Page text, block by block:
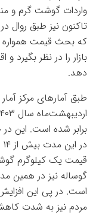
واردات گوشت گرم و
تاکنون نیز طبق روال
که بحث قیمت
بازار را در نظر بگیرد
دهد.
برابر شده است. این
است. در پی این
مردم نیز به شدت